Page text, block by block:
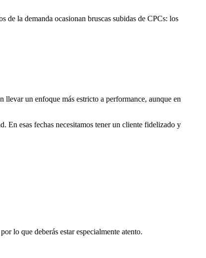
de la demanda ocasionan bruscas subidas de CPCs: los
llevar un enfoque más estricto a performance, aunque en
En esas fechas necesitamos tener un cliente fidelizado y
lo que deberás estar especialmente atento.